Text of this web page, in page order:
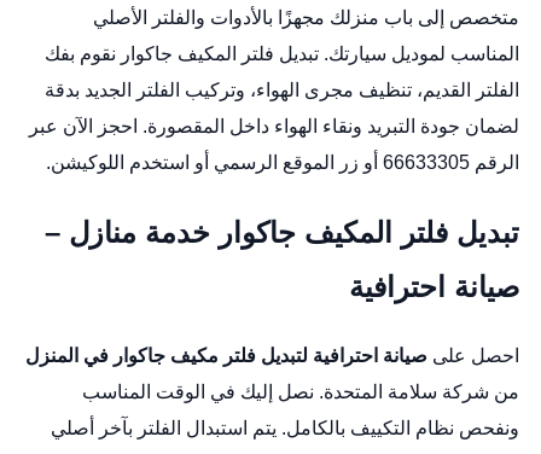
متخصص إلى باب منزلك مجهزًا بالأدوات والفلتر الأصلي
المناسب لموديل سيارتك. تبديل فلتر المكيف جاكوار نقوم بفك
الفلتر القديم، تنظيف مجرى الهواء، وتركيب الفلتر الجديد بدقة
لضمان جودة التبريد ونقاء الهواء داخل المقصورة. احجز الآن عبر
الرقم 66633305 أو زر
الموقع الرسمي أو استخدم اللوكيشن.
تبديل فلتر المكيف جاكوار خدمة منازل –
صيانة احترافية
احصل على صيانة احترافية لتبديل فلتر مكيف جاكوار في المنزل
من شركة سلامة المتحدة. نصل إليك في الوقت المناسب
ونفحص نظام التكييف بالكامل. يتم استبدال الفلتر بآخر أصلي